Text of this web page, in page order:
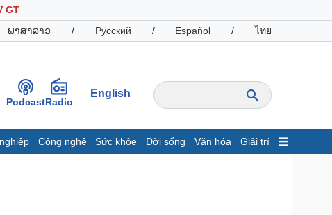
GT
ພາສາລາວ / Русский / Español / ไทย
PodcastRadio
English
Công nghệ Sức khỏe Đời sống Văn hóa Giải trí